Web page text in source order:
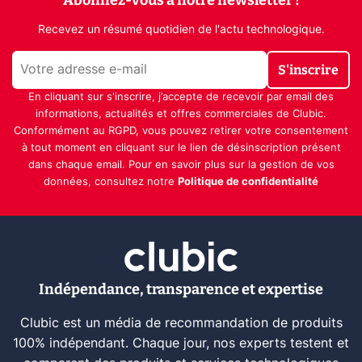
Recevez un résumé quotidien de l'actu technologique.
S'inscrire
En cliquant sur s'inscrire, j’accepte de recevoir par email des
informations, actualités et offres commerciales de Clubic.
Conformément au RGPD, vous pouvez retirer votre consentement
à tout moment en cliquant sur le lien de désinscription présent
dans chaque email. Pour en savoir plus sur la gestion de vos
données, consultez notre Politique de confidentialité
Indépendance, transparence et expertise
Clubic est un média de recommandation de produits
100% indépendant. Chaque jour, nos experts testent et